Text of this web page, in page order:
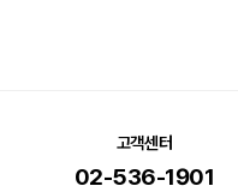
고객센터
02-536-1901